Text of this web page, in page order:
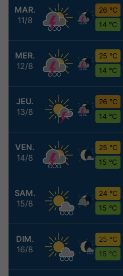
MAR.
11/8
26 °C
14 °C
MER.
12/8
25 °C
14 °C
JEU.
13/8
26 °C
14 °C
VEN.
14/8
25 °C
15 °C
SAM.
15/8
24 °C
15 °C
DIM.
16/8
25 °C
15 °C